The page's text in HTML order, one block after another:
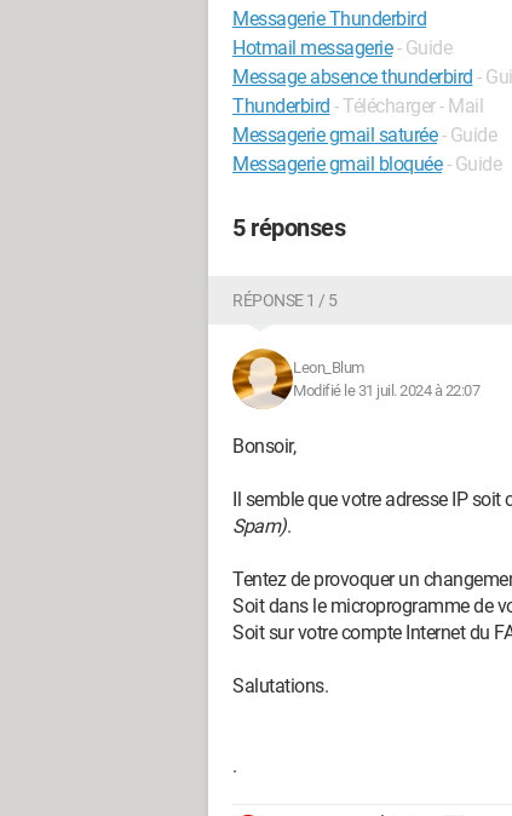
Messagerie Thunderbird
Hotmail messagerie - Guide
Message absence thunderbird -
Thunderbird - Télécharger - Mail
Messagerie gmail saturée - Guide
Messagerie gmail bloquée - Guide
5 réponses
RÉPONSE 1 / 5
Leon_Blum
Modifié le 31 juil. 2024 à 22:07
Bonsoir,
Il semble que votre adresse IP
Spam).
Tentez de provoquer un
Soit dans le microprogramme de
Soit sur votre compte Internet du
Salutations.
.